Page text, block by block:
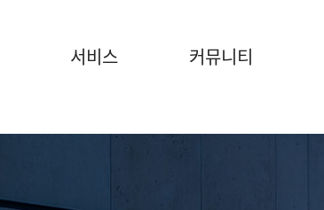
서비스 커뮤니티